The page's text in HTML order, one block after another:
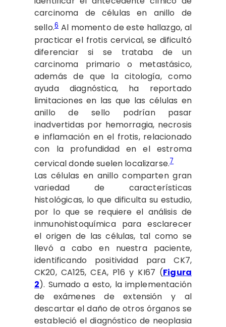
carcinoma de células en anillo de
sello.6 Al momento de este hallazgo, al
practicar el frotis cervical, se dificultó
diferenciar si se trataba de un
carcinoma primario o metastásico,
además de que la citología, como
ayuda diagnóstica, ha reportado
limitaciones en las que las células en
anillo de sello podrían pasar
inadvertidas por hemorragia, necrosis
e inflamación en el frotis, relacionado
con la profundidad en el estroma
cervical donde suelen localizarse.7
Las células en anillo comparten gran
variedad de características
histológicas, lo que dificulta su estudio,
por lo que se requiere el análisis de
inmunohistoquímica para esclarecer
el origen de las células, tal como se
llevó a cabo en nuestra paciente,
identificando positividad para CK7,
CK20, CA125, CEA, P16 y KI67 (Figura
2). Sumado a esto, la implementación
de exámenes de extensión y al
descartar el daño de otros órganos se
estableció el diagnóstico de neoplasia